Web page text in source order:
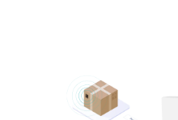
Wiliot IoTピクセ